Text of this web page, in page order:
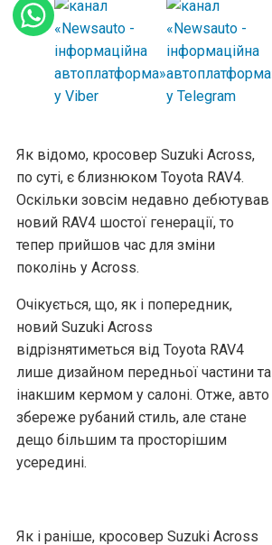
Як відомо, кросовер Suzuki Across,
по суті, є близнюком Toyota RAV4.
Оскільки зовсім недавно дебютував
новий RAV4 шостої генерації, то
тепер прийшов час для зміни
поколінь у Across.
Очікується, що, як і попередник,
новий Suzuki Across
відрізнятиметься від Toyota RAV4
лише дизайном передньої частини та
інакшим кермом у салоні. Отже, авто
збереже рубаний стиль, але стане
дещо більшим та просторішим
усередині.
Як і раніше, кросовер Suzuki Across